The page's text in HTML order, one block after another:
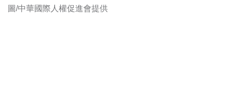
圖/中華國際人權促進會提供